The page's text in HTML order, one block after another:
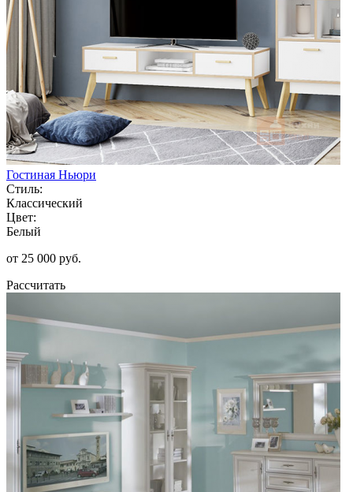
Гостиная Ньюри
Стиль:
Классический
Цвет:
Белый
от 25 000 руб.
Рассчитать